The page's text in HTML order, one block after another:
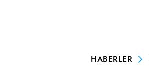
HABERLER